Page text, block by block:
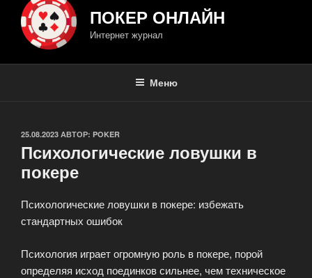
ПОКЕР ОНЛАЙН
Интернет журнал
Меню
ОПУБЛИКОВАНО
25.08.2023 АВТОР: POKER
Психологические ловушки в
покере
Психологические ловушки в покере: избежать
стандартных ошибок
Психология играет огромную роль в покере, порой
определяя исход поединков сильнее, чем техническое